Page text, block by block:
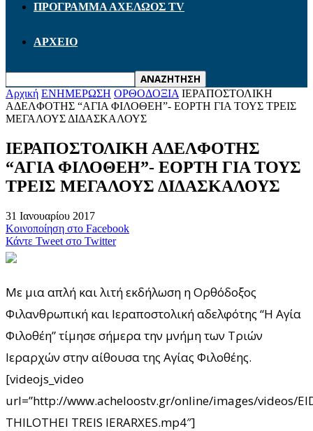
ΠΡΟΓΡΑΜΜΑ ΑΧΕΛΩΟΣ TV
ΑΡΧΕΙΟ
Αρχική ΕΝΗΜΕΡΩΣΗ ΟΡΘΟΔΟΞΙΑ ΙΕΡΑΠΟΣΤΟΛΙΚΗ
ΑΔΕΛΦΟΤΗΣ “ΑΓΙΑ ΦΙΛΟΘΕΗ”- ΕΟΡΤΗ ΓΙΑ ΤΟΥΣ ΤΡΕΙΣ
ΜΕΓΑΛΟΥΣ ΔΙΔΑΣΚΑΛΟΥΣ
ΙΕΡΑΠΟΣΤΟΛΙΚΗ ΑΔΕΛΦΟΤΗΣ
“ΑΓΙΑ ΦΙΛΟΘΕΗ”- ΕΟΡΤΗ ΓΙΑ ΤΟΥΣ
ΤΡΕΙΣ ΜΕΓΑΛΟΥΣ ΔΙΔΑΣΚΑΛΟΥΣ
31 Ιανουαρίου 2017
Κοινοποίηση στο Facebook
Κάντε Tweet στο Twitter
Με μια απλή και λιτή εκδήλωση η Ορθόδοξος
Φιλανθρωπική και Ιεραποστολική αδελφότης “Η Αγία
Φιλοθέη” τίμησε σήμερα την μνήμη των Τριών
Ιεραρχών στην αίθουσα της Αγίας Φιλοθέης.
[videojs_video
url=”http://www.acheloostv.gr/online/images/videos/
THILOTHEI TREIS IERARXES.mp4″]